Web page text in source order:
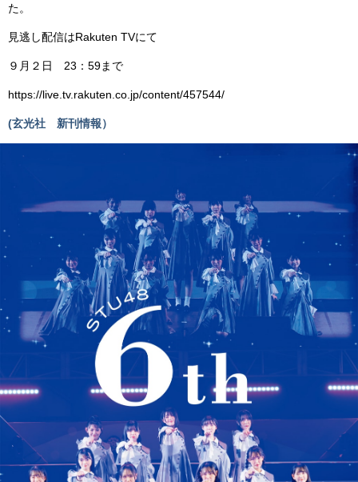
た。
見逃し配信はRakuten TVにて
９月２日 23：59まで
https://live.tv.rakuten.co.jp/content/457544/
(玄光社 新刊情報）